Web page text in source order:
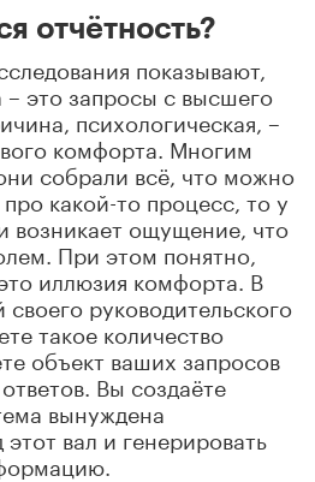
отчётность?
показывают,
– это запросы с высшего
психологическая, –
комфорта. Многим
собрали всё, что можно
какой-то процесс, то у
возникает ощущение, что
При этом понятно,
иллюзия комфорта. В
руководительского
такое количество
объект ваших запросов
Вы создаёте
вынуждена
вал и генерировать